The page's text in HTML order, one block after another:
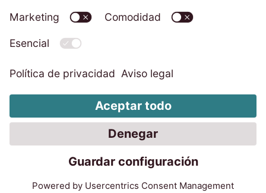
Política de Seguridad
Política de Privacidad Política de Cookies
Canal de denuncias Configuración de cookies
Código de Conducta EOS Group
Código de Conducta EOS Spain